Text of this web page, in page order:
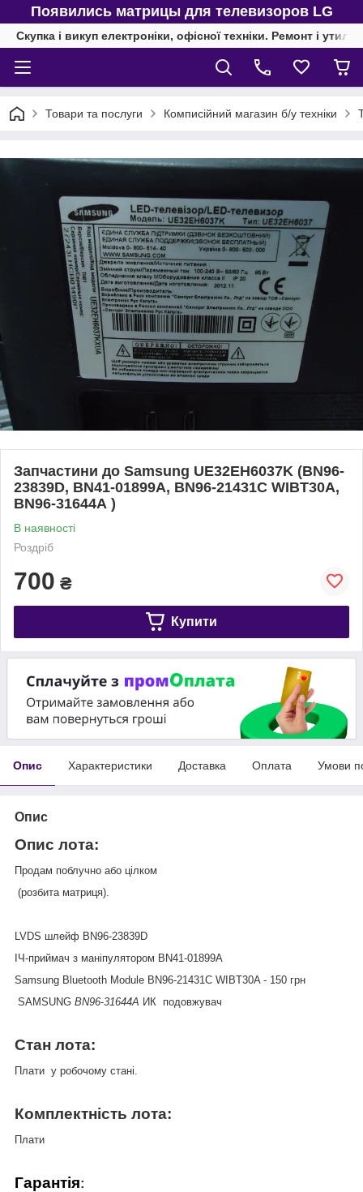
Появились матрицы для телевизоров LG
Скупка і викуп електроніки, офісної техніки. Ремонт і
Товари та послуги Комписійний магазин б/у техніки
Запчастини до Samsung UE32EH6037K (BN96-
23839D, BN41-01899A, BN96-21431C WIBT30A,
BN96-31644A )
В наявності
Роздріб
700 ₴
Купити
Опис Характеристики Доставка Оплата Умови
Опис
Опис лота:
Продам поблучно або цілком
(розбита матриця).
LVDS шлейф BN96-23839D
ІЧ-приймач з маніпулятором BN41-01899A
Samsung Bluetooth Module BN96-21431C WIBT30A - 150 грн
SAMSUNG BN96-31644A ИК подовжувач
Стан лота:
Плати у робочому стані.
Комплектність лота:
Плати
Гарантія: